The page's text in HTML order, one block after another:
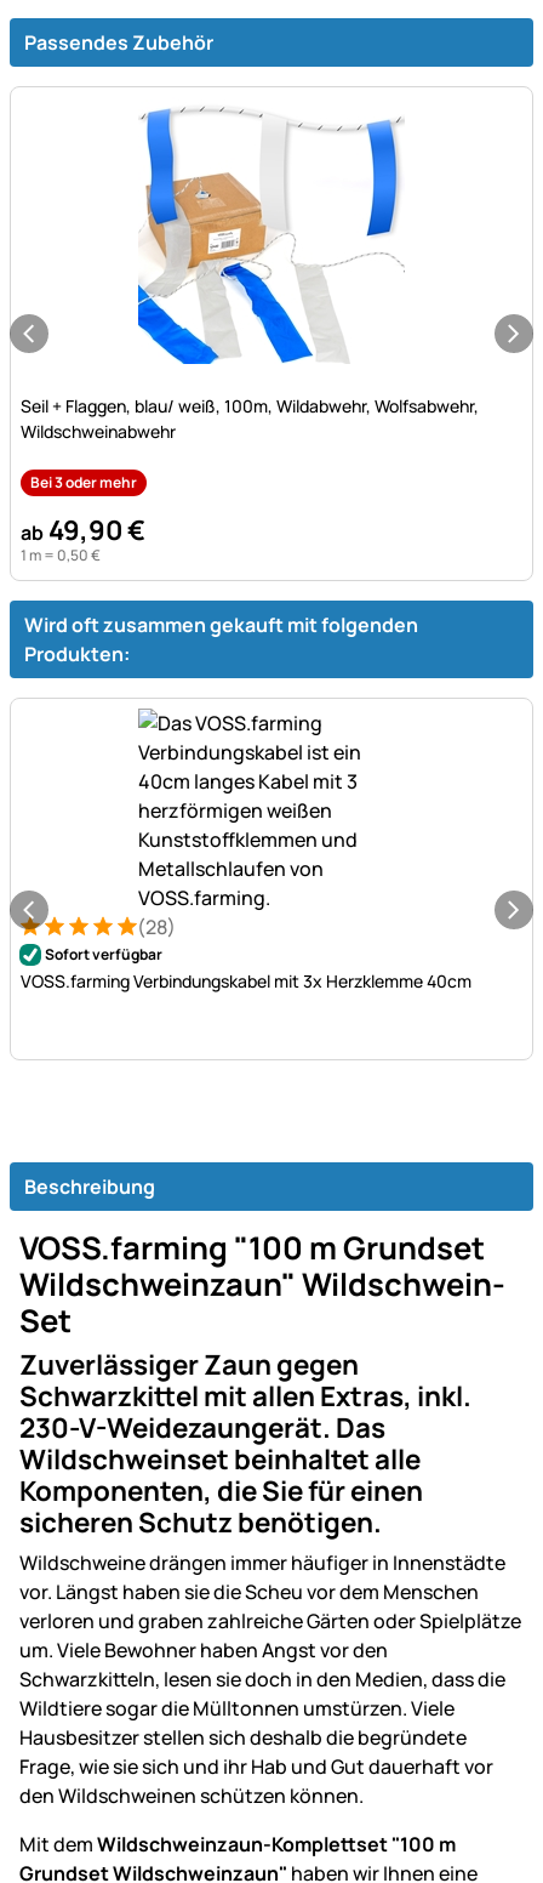
Passendes Zubehör
Seil + Flaggen, blau/ weiß, 100m, Wildabwehr, Wolfsabwehr,
Wildschweinabwehr
Bei 3 oder mehr
ab 49,90€
1 m = 0,50€
Wird oft zusammen gekauft mit folgenden
Produkten:
Bewertung: 5 von 5 (28 Bewertungen)
28 Bewertungen
(28)
Sofort verfügbar
VOSS.farming Verbindungskabel mit 3x Herzklemme 40cm
Beschreibung
VOSS.farming "100 m Grundset
Wildschweinzaun" Wildschwein-
Set
Zuverlässiger Zaun gegen
Schwarzkittel mit allen Extras, inkl.
230-V-Weidezaungerät. Das
Wildschweinset beinhaltet alle
Komponenten, die Sie für einen
sicheren Schutz benötigen.
Wildschweine drängen immer häufiger in Innenstädte
vor. Längst haben sie die Scheu vor dem Menschen
verloren und graben zahlreiche Gärten oder Spielplätze
um. Viele Bewohner haben Angst vor den
Schwarzkitteln, lesen sie doch in den Medien, dass die
Wildtiere sogar die Mülltonnen umstürzen. Viele
Hausbesitzer stellen sich deshalb die begründete
Frage, wie sie sich und ihr Hab und Gut dauerhaft vor
den Wildschweinen schützen können.
Mit demWildschweinzaun-Komplettset "100 m
Grundset Wildschweinzaun" haben wir Ihnen eine